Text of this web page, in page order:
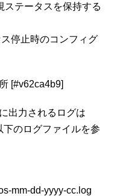
ステータスを保持する
停止時のコンフィグ
[#v62ca4b9]
出力されるログは
のログファイルを参
mm-dd-yyyy-cc.log